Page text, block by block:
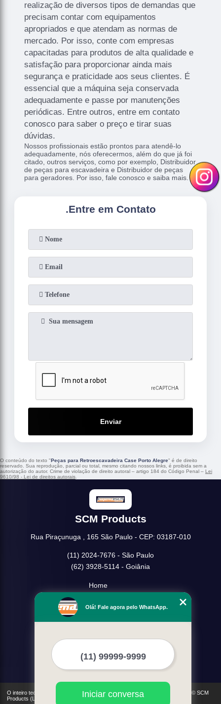
realização de diversos tipos de demandas que
precisam contar com equipamentos
apropriados e que atendam as normas de
mercado. Por isso, conte com empresas
capacitadas para produtos de alta qualidade e
satisfação para proporcionar ainda mais
segurança e praticidade aos seus clientes. É
essencial que a máquina seja conservada
adequadamente e passe por manutenções
periódicas. Entre outros, entre em contato
conosco para saber o preço e tirar suas
dúvidas.
Nossos profissionais estão prontos para atendê-lo
adequadamente, nós oferecermos, além do que já foi
citado, outros serviços, como por exemplo, Distribuidor
de peças para escavadeira e Distribuidor de peças
para geradores. Por isso, fale conosco e saiba mais.
.Entre em Contato
Enviar
O conteúdo do texto "Peças para Retroescavadeira Case Porto Alegre" é de direito
reservado. Sua reprodução, parcial ou total, mesmo citando nossos links, é proibida sem a
autorização do autor. Crime de violação de direito autoral – artigo 184 do Código Penal – Lei
9610/98 - Lei de direitos autorais.
SCM Products
Rua Piraçunuga , 165 São Paulo - CEP: 03187-010
(11) 2024-7676 - São Paulo
(62) 3928-5114 - Goiânia
Home
Missão
Mais Serviços
O inteiro teor deste site está sujeito à proteção de direitos autorais. Copyright© SCM
Products (Lei 9610 de 19/02/1998)
Olá! Fale agora pelo WhatsApp.
Iniciar conversa